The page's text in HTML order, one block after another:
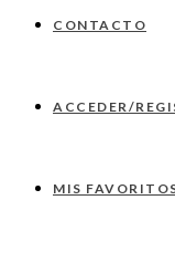
CONTACTO
ACCEDER/
MIS